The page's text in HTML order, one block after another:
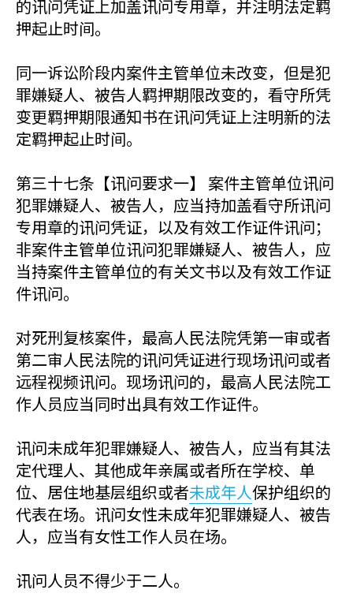
的讯问凭证上加盖讯问专用章，并注明法定羁
押起止时间。
同一诉讼阶段内案件主管单位未改变，但是犯
罪嫌疑人、被告人羁押期限改变的，看守所凭
变更羁押期限通知书在讯问凭证上注明新的法
定羁押起止时间。
第三十七条【讯问要求一】 案件主管单位讯问
犯罪嫌疑人、被告人，应当持加盖看守所讯问
专用章的讯问凭证，以及有效工作证件讯问；
非案件主管单位讯问犯罪嫌疑人、被告人，应
当持案件主管单位的有关文书以及有效工作证
件讯问。
对死刑复核案件，最高人民法院凭第一审或者
第二审人民法院的讯问凭证进行现场讯问或者
远程视频讯问。现场讯问的，最高人民法院工
作人员应当同时出具有效工作证件。
讯问未成年犯罪嫌疑人、被告人，应当有其法
定代理人、其他成年亲属或者所在学校、单
位、居住地基层组织或者未成年人保护组织的
代表在场。讯问女性未成年犯罪嫌疑人、被告
人，应当有女性工作人员在场。
讯问人员不得少于二人。